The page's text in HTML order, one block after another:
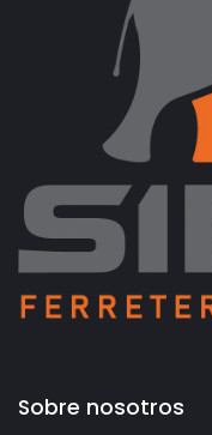
Sobre nosotros